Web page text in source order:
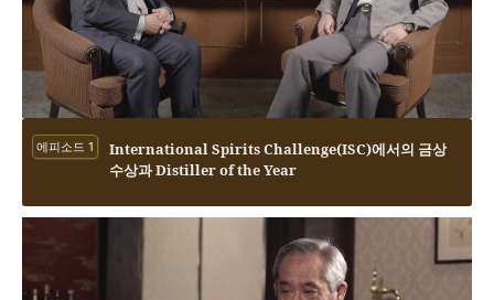
에피소드 1
International Spirits Challenge(ISC)에서의 금상
수상과 Distiller of the Year